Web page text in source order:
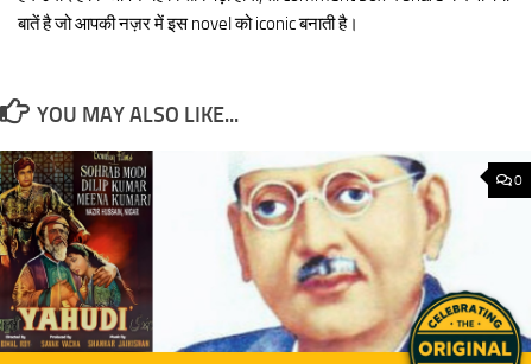
बातें है जो आपकी नज़र में इस novel को iconic बनाती है।
YOU MAY ALSO LIKE...
0